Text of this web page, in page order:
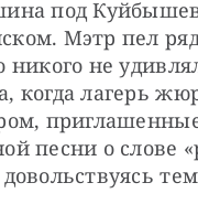
под
Мэтр пел
никого не
когда лагерь
песни о слове